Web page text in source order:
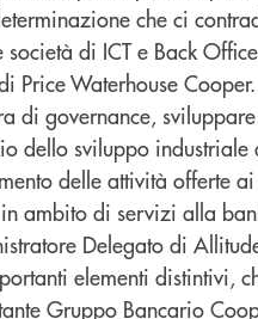
che ci
di ICT e Back
Price Waterhouse
di governance,
dello sviluppo industriale
delle attività offerte
ambito di servizi alla
Delegato di
elementi distintivi,
Gruppo Bancario